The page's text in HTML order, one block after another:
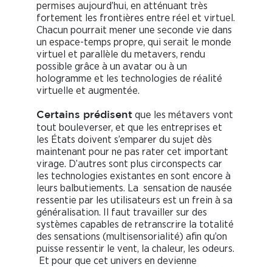
permises aujourd’hui, en atténuant très
fortement les frontières entre réel et virtuel.
Chacun pourrait mener une seconde vie dans
un espace-temps propre, qui serait le monde
virtuel et parallèle du metavers, rendu
possible grâce à un avatar ou à un
hologramme et les technologies de réalité
virtuelle et augmentée.
Certains prédisent que les métavers vont
tout bouleverser, et que les entreprises et
les États doivent s’emparer du sujet dès
maintenant pour ne pas rater cet important
virage. D’autres sont plus circonspects car
les technologies existantes en sont encore à
leurs balbutiements. La sensation de nausée
ressentie par les utilisateurs est un frein à sa
généralisation. Il faut travailler sur des
systèmes capables de retranscrire la totalité
des sensations (multisensorialité) afin qu’on
puisse ressentir le vent, la chaleur, les odeurs.
Et pour que cet univers en devienne